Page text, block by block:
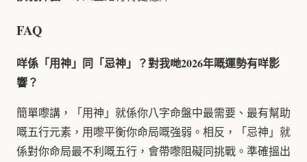
FAQ
咩係「用神」同「忌神」？對我哋2026年嘅運勢有咩影
響？
簡單嚟講，「用神」就係你八字命盤中最需要、最有幫助
嘅五行元素，用嚟平衡你命局嘅強弱。相反，「忌神」就
係對你命局最不利嘅五行，會帶嚟阻礙同挑戰。準確搵出